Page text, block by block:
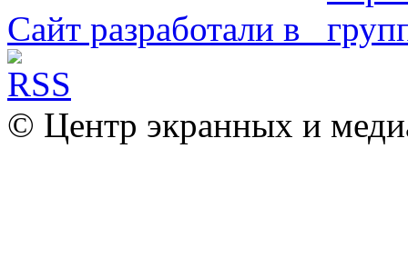
Сайт разработали в
© Центр экранных и